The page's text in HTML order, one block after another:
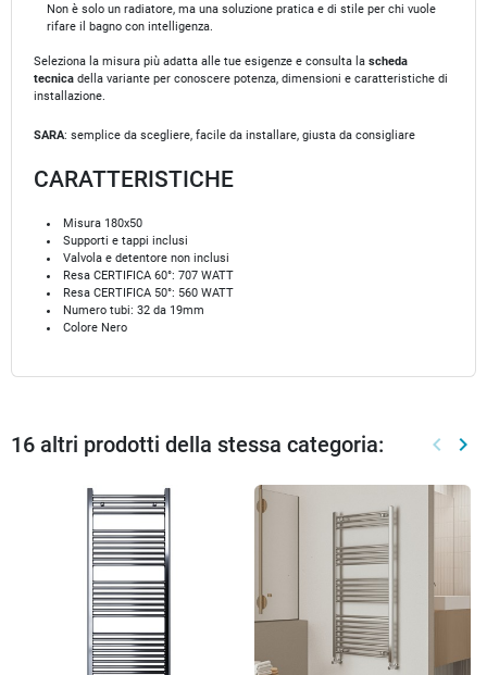
Non è solo un radiatore, ma una soluzione pratica e di stile per chi vuole
rifare il bagno con intelligenza.
Seleziona la misura più adatta alle tue esigenze e consulta la scheda
tecnica della variante per conoscere potenza, dimensioni e caratteristiche di
installazione.
SARA: semplice da scegliere, facile da installare, giusta da consigliare
CARATTERISTICHE
Misura 180x50
Supporti e tappi inclusi
Valvola e detentore non inclusi
Resa CERTIFICA 60°: 707 WATT
Resa CERTIFICA 50°: 560 WATT
Numero tubi: 32 da 19mm
Colore Nero
16 altri prodotti della stessa categoria: keyboard_arrow_left keyboard_arrow_right